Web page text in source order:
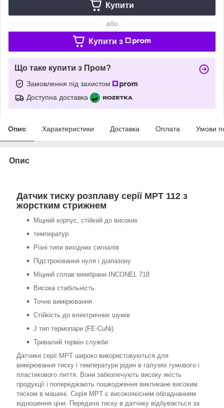
Купити
або
Купити з
Що таке купити з Пром?
Замовлення під захистом
Доступна доставка
Опис Характеристики Доставка Оплата Умови
Опис
Датчик тиску розплаву серії MPT 112 з
жорстким стрижнем
Міцний корпус, стійкий до високих
температур
Різні типи вихідних сигналів
Підстроювання нуля і діапазону
Міцний сплав мембрани INCONEL 718
Висока стабільність
Точне вимірювання
Стійкість до електричних шумів
J тип термопари (FE-CuNi)
Тривалий термін служби
Датчики серії MPT широко використовуються для
вимірювання тиску і температури рідин в галузях гумового і
пластикового лиття. Вони забезпечують високу якість
продукції і попереджають пошкодження викликане високим
тиском в машині. Серія MPT є високоякісним обладнанням
відношення ціни. Передача тиску в датчику відбувається за